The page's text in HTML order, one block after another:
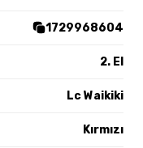
1729968604
2. El
Lc Waikiki
Kırmızı